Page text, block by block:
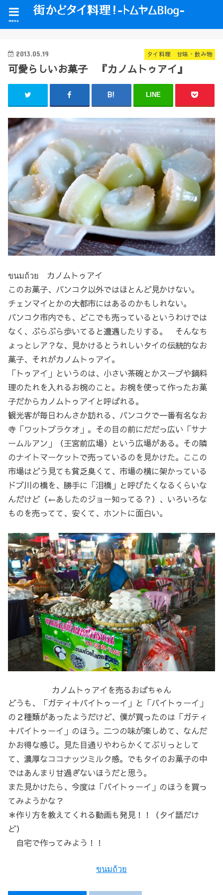
menu
タイ料理 甘味・飲み物
2013.05.19
可愛らしいお菓子 『カノムトゥアイ』
LINE
ขนมถ้วย カノムトゥアイ
このお菓子、バンコク以外ではほとんど見かけない。
チェンマイとかの大都市にはあるのかもしれない。
バンコク市内でも、どこでも売っているというわけでは
なく、ぶらぶら歩いてると遭遇したりする。 そんなち
ょっとレア？な、見かけるとうれしいタイの伝統的なお
菓子、それがカノムトゥアイ。
「トゥアイ」というのは、小さい茶碗とかスープや鍋料
理のたれを入れるお椀のこと。お椀を使って作ったお菓
子だからカノムトゥアイと呼ばれる。
観光客が毎日わんさか訪れる、バンコクで一番有名なお
寺「ワットプラケオ」。その目の前にだだっ広い「サナ
ームルアン」（王宮前広場）という広場がある。その隣
のナイトマーケットで売っているのを見かけた。ここの
市場はどう見ても貧乏臭くて、市場の横に架かっている
ドブ川の橋を、勝手に「泪橋」と呼びたくなるくらいな
んだけど（←あしたのジョー知ってる？）、いろいろな
ものを売ってて、安くて、ホントに面白い。
カノムトゥアイを売るおばちゃん
どうも、「ガティ＋バイトゥーイ」と「バイトゥーイ」
の２種類があったようだけど、僕が買ったのは「ガティ
＋バイトゥーイ」のほう。二つの味が楽しめて、なんだ
かお得な感じ。見た目通りやわらかくてぷりっとして
て、濃厚なココナッツミルク感。でもタイのお菓子の中
ではあんまり甘過ぎないほうだと思う。
また見かけたら、今度は「バイトゥーイ」のほうを買っ
てみようかな？
＊作り方を教えてくれる動画も発見！！（タイ語だけ
ど）
自宅で作ってみよう！！
ขนมถ้วย